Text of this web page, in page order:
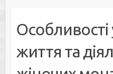
Особливості
життя та